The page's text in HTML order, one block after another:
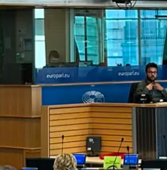
Verklaring erfrecht